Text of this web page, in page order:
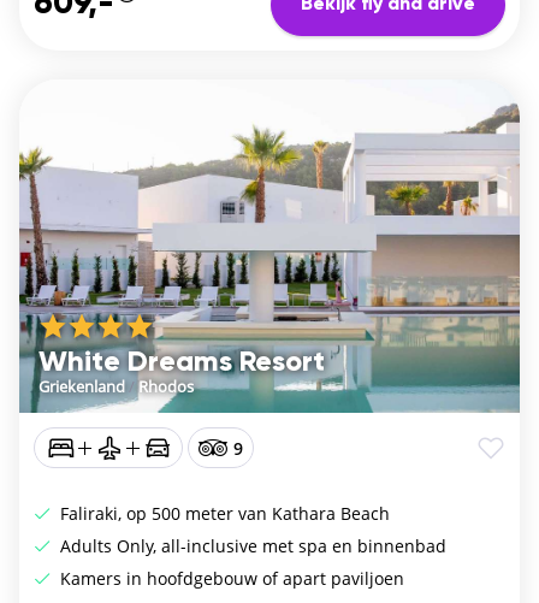
Bekijk fly and drive
White Dreams Resort
Griekenland / Rhodos
9
Faliraki, op 500 meter van Kathara Beach
Adults Only, all-inclusive met spa en binnenbad
Kamers in hoofdgebouw of apart paviljoen